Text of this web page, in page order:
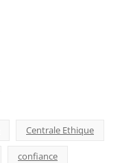
Centrale Ethique
confiance